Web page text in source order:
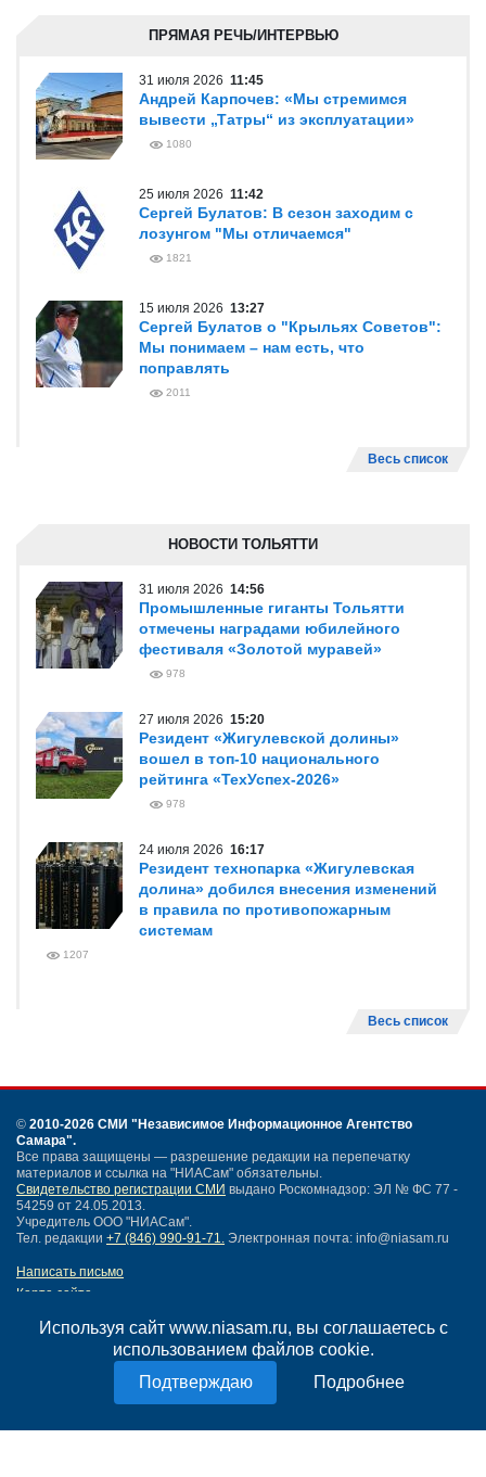
Используя сайт www.niasam.ru, вы соглашаетесь с
использованием файлов cookie.
Подробнее
ПРЯМАЯ РЕЧЬ/ИНТЕРВЬЮ
31 июля 2026 11:45
Андрей Карпочев: «Мы стремимся
вывести „Татры“ из эксплуатации»
1080
25 июля 2026 11:42
Сергей Булатов: В сезон заходим с
лозунгом "Мы отличаемся"
1821
15 июля 2026 13:27
Сергей Булатов о "Крыльях Советов":
Мы понимаем – нам есть, что
поправлять
2011
Весь список
НОВОСТИ ТОЛЬЯТТИ
31 июля 2026 14:56
Промышленные гиганты Тольятти
отмечены наградами юбилейного
фестиваля «Золотой муравей»
978
27 июля 2026 15:20
Резидент «Жигулевской долины»
вошел в топ-10 национального
рейтинга «ТехУспех-2026»
978
24 июля 2026 16:17
Резидент технопарка «Жигулевская
долина» добился внесения изменений
в правила по противопожарным
системам
1207
Весь список
© 2010-2026 СМИ "Независимое Информационное Агентство
Самара".
Все права защищены — разрешение редакции на перепечатку
материалов и ссылка на "НИАСам" обязательны.
Свидетельство регистрации СМИ выдано Роскомнадзор: ЭЛ № ФС 77 -
54259 от 24.05.2013.
Учредитель ООО "НИАСам".
Тел. редакции +7 (846) 990-91-71. Электронная почта: info@niasam.ru
Написать письмо
Карта сайта
Политика конфиденциальности
Согласие на обработку персональных данных